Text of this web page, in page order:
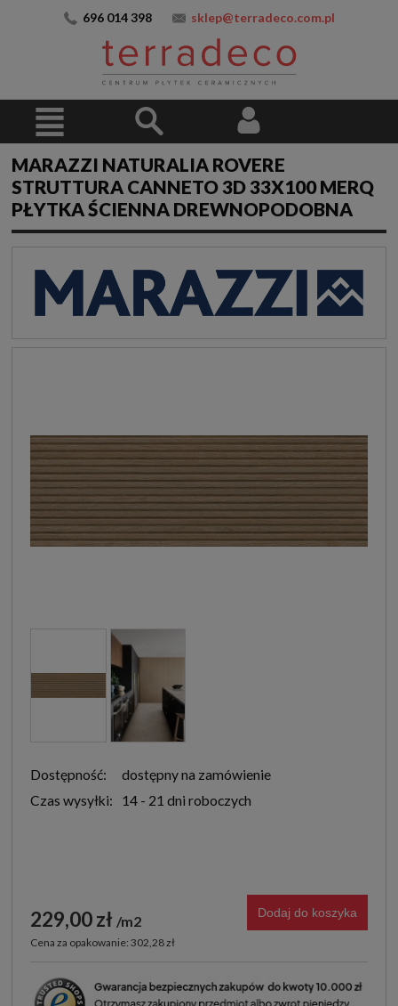
696 014 398 sklep@terradeco.com.pl
MARAZZI NATURALIA ROVERE
STRUTTURA CANNETO 3D 33X100 MERQ
PŁYTKA ŚCIENNA DREWNOPODOBNA
Dostępność:
dostępny na zamówienie
Czas wysyłki:
14 - 21 dni roboczych
229,00 zł m2
Cena za opakowanie: 302,28 zł
Dodaj do koszyka